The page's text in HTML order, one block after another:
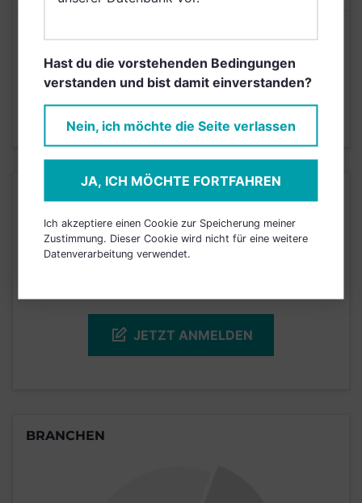
1 2 3 4 5 6 7
Stand 10.09.2024
Einfach und kostenlos
JETZT ANMELDEN
BRANCHEN
Hast du die vorstehenden Bedingungen
verstanden und bist damit einverstanden?
Nein, ich möchte die Seite verlassen
JA, ICH MÖCHTE FORTFAHREN
Ich akzeptiere einen Cookie zur Speicherung meiner
Zustimmung. Dieser Cookie wird nicht für eine weitere
Datenverarbeitung verwendet.